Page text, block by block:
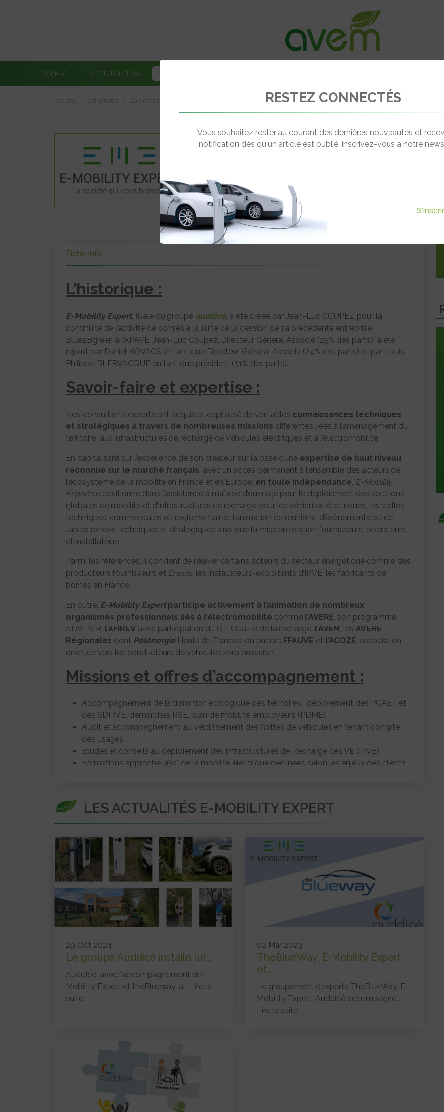
L’AVEM ACTUALITÉS
Cabinets conseil d'ingénierie et bureaux d'étude E-Mobility Expert
Fiche info
L’historique :
E-Mobility Expert, filiale du groupe auddicé, a été créée par Jean-Luc COUPEZ pour la
continuité de l’activité de conseil à la suite de la cession de sa précédente entreprise
Blue2Bgreen à l’APAVE. Jean-Luc Coupez, Directeur Général Associé (25% des parts), a été
rejoint par Daniel KOVACS en tant que Directeur Général Associé (24% des parts) et par Louis-
Philippe BLERVACQUE en tant que président (51% des parts).
Savoir-faire et expertise :
Nos consultants experts ont acquis et capitalisé de véritables connaissances techniques
et stratégiques à travers de nombreuses missions différentes liées à l’aménagement du
territoire, aux infrastructures de recharge de véhicules électriques et à l’électromobilité.
En capitalisant sur l’expérience de son créateur, sur la base d’une expertise de haut niveau
reconnue sur le marché français, avec un accès permanent à l’ensemble des acteurs de
l’écosystème de la mobilité en France et en Europe, en toute indépendance, E-Mobility
Expert se positionne dans l’assistance à maîtrise d’ouvrage pour le déploiement des solutions
globales de mobilité et d’infrastructures de recharge pour les véhicules électriques, les veilles
techniques, commerciales ou réglementaires, l’animation de réunions, d’évènements ou de
tables rondes techniques et stratégiques ainsi que la mise en relation fournisseurs, opérateurs
et installateurs.
Parmi les références, il convient de relever certains acteurs du secteur énergétique comme des
producteurs fournisseurs et Enedis, les installateurs-exploitants d’IRVE, les fabricants de
bornes en France.
En outre, E-Mobility Expertparticipe activement à l’animation de nombreux
organismes professionnels liés à l’électromobilité comme l’AVERE, son programme
ADVENIR, l’AFIREV avec participation du GT-Qualité de la recharge, l’AVEM, les AVERE
Régionales dont Pôlénergie Hauts de Frances, ou encore FFAUVE et l’ACOZE, association
orientée vers les conducteurs de véhicules zéro émission.
Missions et offres d’accompagnement :
Accompagnement de la transition écologique des territoires : déploiement des PCAET et
des SDIRVE, démarches RSE, plan de mobilité employeurs (PDME)
Audit et accompagnement au verdissement des flottes de véhicules en tenant compte
des usages
Etudes et conseils au déploiement des Infrastructures de Recharge des VE (IRVE)
Formations approche 360° de la mobilité électrique déclinées selon les enjeux des clients
LES ACTUALITÉS E-MOBILITY EXPERT
29 Oct 2024
Le groupe Auddicé installe un...
Auddicé, avec l’accompagnement de E-
Mobility Expert et theBlueway, a... Lire la
suite
02 Mar 2023
TheBlueWay, E-Mobility Expert
et...
Le groupement d’experts TheBlueWay, E-
Mobility Expert, Auddicé accompagne...
Lire la suite
RESTEZ CONNECTÉS
Vous souhaitez rester au courant des dernières nouveautés et
notification dès qu'un article est publié, inscrivez-vous à notre